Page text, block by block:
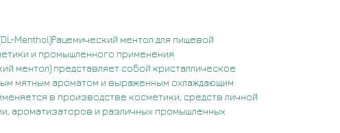
Menthol)Рацемический ментол для пищевой
и промышленного применения
ментол) представляет собой кристаллическое
мятным ароматом и выраженным охлаждающим
в производстве косметики, средств личной
ароматизаторов и различных промышленных